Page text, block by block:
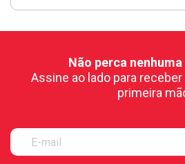
Não perca
Assine ao lado para
primeira